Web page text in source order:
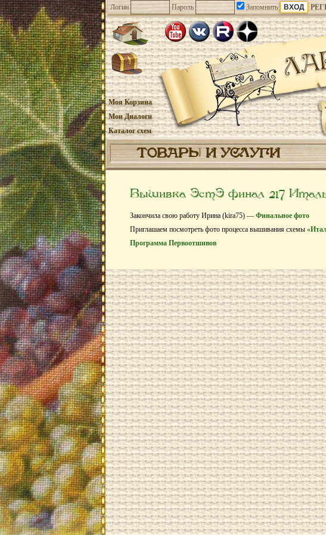
Логин Пароль Запомнить
Моя Корзина
Мои Диалоги
Каталог схем
ТОВАРЫ И УСЛУГИ
Вышивка ЭстЭ финал 217
Закончила свою работу Ирина (kira75) — Финальное фото
Приглашаем посмотреть фото процесса вышивания схемы
Программа Первоотшивов